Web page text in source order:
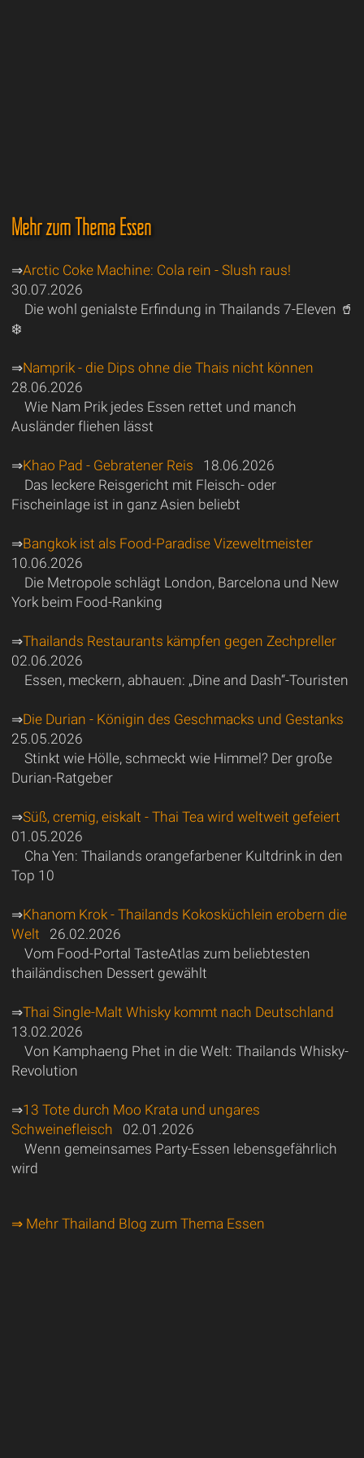
Mehr zum Thema Essen
⇒Arctic Coke Machine: Cola rein - Slush raus!
30.07.2026
Die wohl genialste Erfindung in Thailands 7-Eleven 🥤
❄️
⇒Namprik - die Dips ohne die Thais nicht können
28.06.2026
Wie Nam Prik jedes Essen rettet und manch
Ausländer fliehen lässt
⇒Khao Pad - Gebratener Reis 18.06.2026
Das leckere Reisgericht mit Fleisch- oder
Fischeinlage ist in ganz Asien beliebt
⇒Bangkok ist als Food-Paradise Vizeweltmeister
10.06.2026
Die Metropole schlägt London, Barcelona und New
York beim Food-Ranking
⇒Thailands Restaurants kämpfen gegen Zechpreller
02.06.2026
Essen, meckern, abhauen: „Dine and Dash“-Touristen
⇒Die Durian - Königin des Geschmacks und Gestanks
25.05.2026
Stinkt wie Hölle, schmeckt wie Himmel? Der große
Durian-Ratgeber
⇒Süß, cremig, eiskalt - Thai Tea wird weltweit gefeiert
01.05.2026
Cha Yen: Thailands orangefarbener Kultdrink in den
Top 10
⇒Khanom Krok - Thailands Kokosküchlein erobern die
Welt
26.02.2026
Vom Food-Portal TasteAtlas zum beliebtesten
thailändischen Dessert gewählt
⇒Thai Single-Malt Whisky kommt nach Deutschland
13.02.2026
Von Kamphaeng Phet in die Welt: Thailands Whisky-
Revolution
⇒13 Tote durch Moo Krata und ungares
Schweinefleisch 02.01.2026
Wenn gemeinsames Party-Essen lebensgefährlich
wird
⇒ Mehr Thailand Blog zum Thema Essen